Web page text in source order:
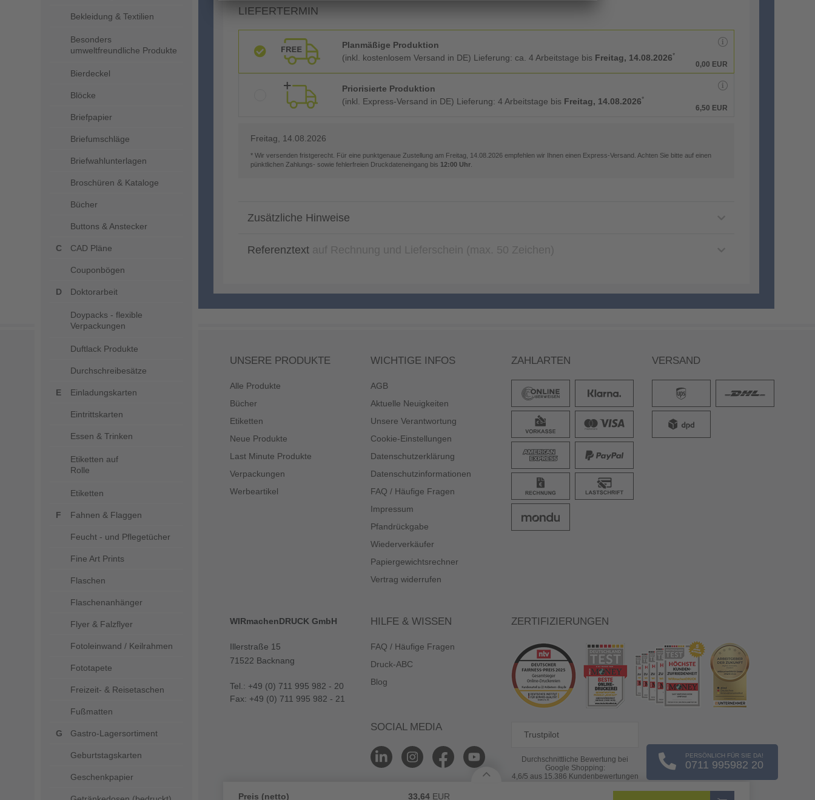
Bekleidung & Textilien
Besonders
umweltfreundliche Produkte
Bierdeckel
Blöcke
Briefpapier
Briefumschläge
Briefwahlunterlagen
Broschüren & Kataloge
Bücher
Buttons & Anstecker
CAD Pläne
Couponbögen
Doktorarbeit
Doypacks - flexible
Verpackungen
Duftlack Produkte
Durchschreibesätze
Einladungskarten
Eintrittskarten
Essen & Trinken
Etiketten auf
Rolle
Etiketten
Fahnen & Flaggen
Feucht - und Pflegetücher
Fine Art Prints
Flaschen
Flaschenanhänger
Flyer & Falzflyer
Fotoleinwand / Keilrahmen
Fototapete
Freizeit- & Reisetaschen
Fußmatten
Gastro-Lagersortiment
Geburtstagskarten
Geschenkpapier
LIEFERTERMIN
Planmäßige Produktion
(inkl. kostenlosem Versand in DE) Lieferung: ca. 4 Arbeitstage bis Freitag, 14.08.2026*
0,00 EUR
Priorisierte Produktion
(inkl. Express-Versand in DE) Lieferung: 4 Arbeitstage bis Freitag, 14.08.2026*
6,50 EUR
Freitag, 14.08.2026
* Wir versenden fristgerecht. Für eine punktgenaue Zustellung am Freitag, 14.08.2026 empfehlen wir Ihnen einen Express-Versand. Achten Sie bitte auf einen
pünktlichen Zahlungs- sowie fehlerfreien Druckdateneingang bis 12:00 Uhr
Zusätzliche Hinweise
Referenztext
Preis (netto) 33,64 EUR
PERSÖNLICH FÜR SIE DA!
0711 995982 20
UNSERE PRODUKTE
Alle Produkte
Bücher
Etiketten
Neue Produkte
Last Minute Produkte
Verpackungen
Werbeartikel
WICHTIGE INFOS
AGB
Aktuelle Neuigkeiten
Unsere Verantwortung
Cookie-Einstellungen
Datenschutzerklärung
Datenschutzinformationen
FAQ / Häufige Fragen
Impressum
Pfandrückgabe
Wiederverkäufer
Papiergewichtsrechner
Vertrag widerrufen
ZAHLARTEN VERSAND
WIRmachenDRUCK GmbH
Illerstraße 15
71522 Backnang
Tel.: +49 (0) 711 995 982 - 20
Fax: +49 (0) 711 995 982 - 21
HILFE & WISSEN
FAQ / Häufige Fragen
Druck-ABC
Blog
SOCIAL MEDIA
ZERTIFIZIERUNGEN
Trustpilot
Durchschnittliche Bewertung bei
Google Shopping:
4,6/5 aus 15.386 Kundenbewertungen